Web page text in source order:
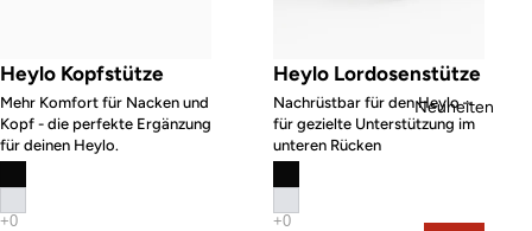
Neuheiten
Heylo Kopfstütze
Mehr Komfort für Nacken und
Kopf - die perfekte Ergänzung
für deinen Heylo.
Heylo Lordosenstütze
Nachrüstbar für den Heylo –
für gezielte Unterstützung im
unteren Rücken